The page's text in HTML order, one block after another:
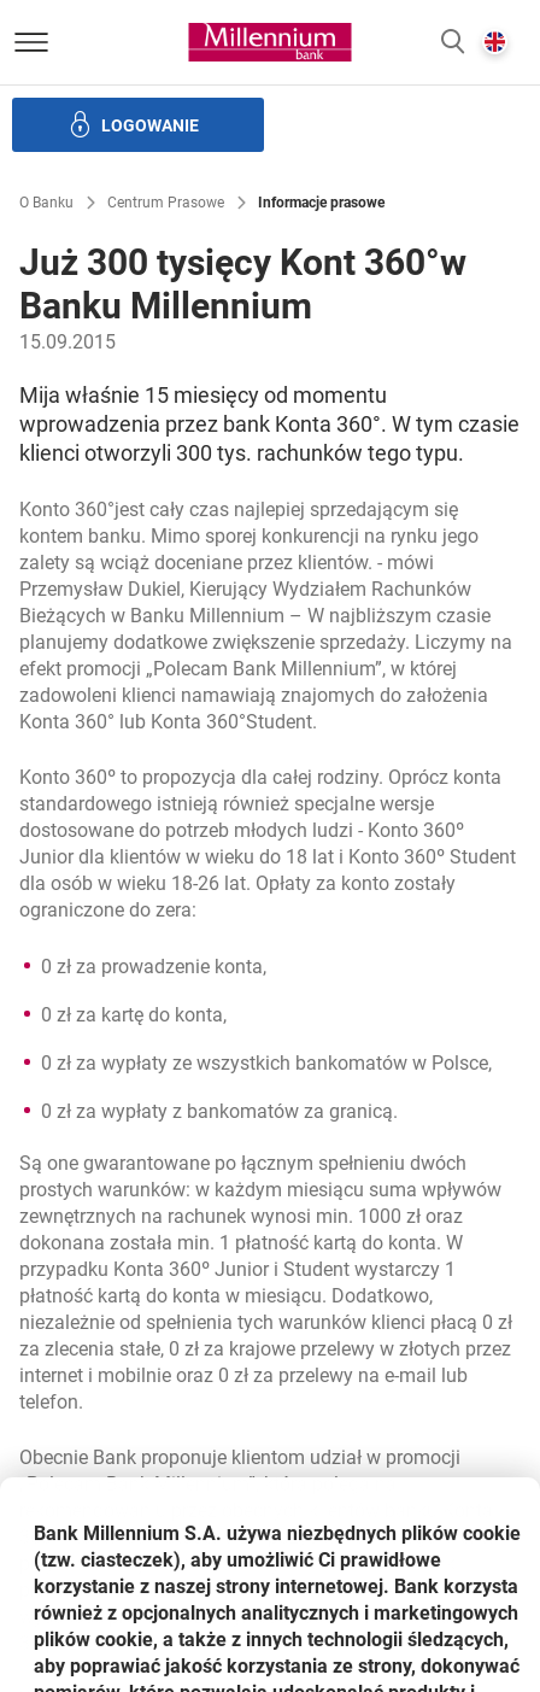
Bank Millennium homepage
LOGOWANIE
O Banku Centrum Prasowe Informacje prasowe
Już 300 tysięcy Kont 360°w
Banku Millennium
15.09.2015
Mija właśnie 15 miesięcy od momentu
wprowadzenia przez bank Konta 360°. W tym czasie
klienci otworzyli 300 tys. rachunków tego typu.
Konto 360°jest cały czas najlepiej sprzedającym się
kontem banku. Mimo sporej konkurencji na rynku jego
zalety są wciąż doceniane przez klientów. - mówi
Przemysław Dukiel, Kierujący Wydziałem Rachunków
Bieżących w Banku Millennium – W najbliższym czasie
planujemy dodatkowe zwiększenie sprzedaży. Liczymy na
efekt promocji „Polecam Bank Millennium”, w której
zadowoleni klienci namawiają znajomych do założenia
Konta 360° lub Konta 360°Student.
Konto 360º to propozycja dla całej rodziny. Oprócz konta
standardowego istnieją również specjalne wersje
dostosowane do potrzeb młodych ludzi - Konto 360º
Junior dla klientów w wieku do 18 lat i Konto 360º Student
dla osób w wieku 18-26 lat. Opłaty za konto zostały
ograniczone do zera:
0 zł za prowadzenie konta,
0 zł za kartę do konta,
0 zł za wypłaty ze wszystkich bankomatów w Polsce,
0 zł za wypłaty z bankomatów za granicą.
Są one gwarantowane po łącznym spełnieniu dwóch
prostych warunków: w każdym miesiącu suma wpływów
zewnętrznych na rachunek wynosi min. 1000 zł oraz
dokonana została min. 1 płatność kartą do konta. W
przypadku Konta 360º Junior i Student wystarczy 1
płatność kartą do konta w miesiącu. Dodatkowo,
niezależnie od spełnienia tych warunków klienci płacą 0 zł
za zlecenia stałe, 0 zł za krajowe przelewy w złotych przez
internet i mobilnie oraz 0 zł za przelewy na e-mail lub
telefon.
Obecnie Bank proponuje klientom udział w promocji
„Polecam Bank Millennium”, która polega na
360°i Konta 360°Student. Za pozyskanie nowego klienta
przyznawana jest premia w wysokości 100 zł. Bank
premiuje 7 skutecznych poleceń, stąd maksymalna
wysokość premii może wynieść 700 zł. Promocja trwa do
31 października 2015 r.
Bank Millennium S.A. używa niezbędnych plików cookie
(tzw. ciasteczek), aby umożliwić Ci prawidłowe
korzystanie z naszej strony internetowej. Bank korzysta
również z opcjonalnych analitycznych i marketingowych
plików cookie, a także z innych technologii śledzących,
aby poprawiać jakość korzystania ze strony, dokonywać